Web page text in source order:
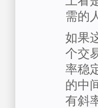
需的
如果
个交
率稳
的中
有斜